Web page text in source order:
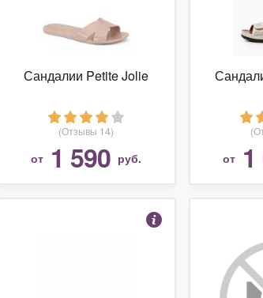
Сандалии Petite Jolie
(Отзывы 14)
от 1 590 руб. от